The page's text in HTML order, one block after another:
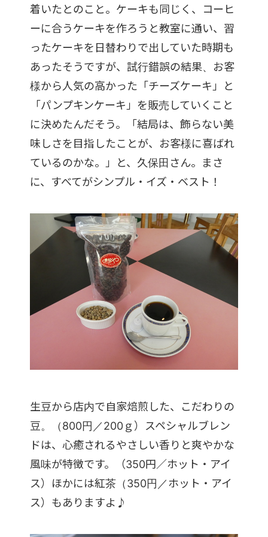
着いたとのこと。ケーキも同じく、コーヒ
ーに合うケーキを作ろうと教室に通い、習
ったケーキを日替わりで出していた時期も
あったそうですが、試行錯誤の結果、お客
様から人気の高かった「チーズケーキ」と
「パンプキンケーキ」を販売していくこと
に決めたんだそう。「結局は、飾らない美
味しさを目指したことが、お客様に喜ばれ
ているのかな。」と、久保田さん。まさ
に、すべてがシンプル・イズ・ベスト！
生豆から店内で自家焙煎した、こだわりの
豆。（800円／200ｇ）スペシャルブレン
ドは、心癒されるやさしい香りと爽やかな
風味が特徴です。（350円／ホット・アイ
ス）ほかには紅茶（350円／ホット・アイ
ス）もありますよ♪